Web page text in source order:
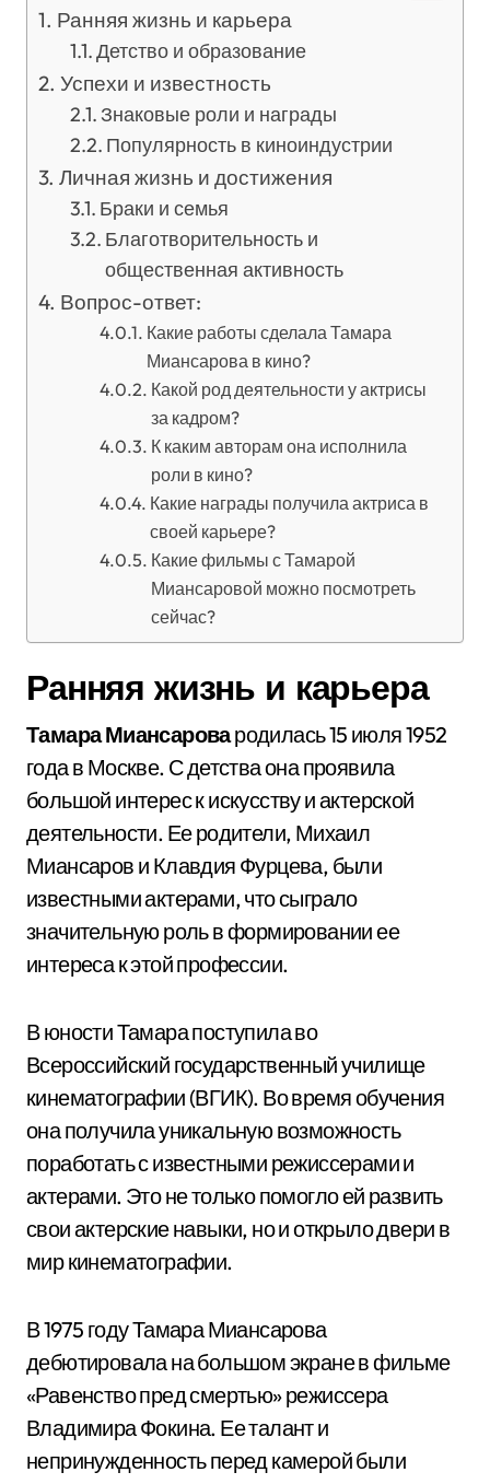
Ранняя жизнь и карьера
Детство и образование
Успехи и известность
Знаковые роли и награды
Популярность в киноиндустрии
Личная жизнь и достижения
Браки и семья
Благотворительность и
общественная активность
Вопрос-ответ:
Какие работы сделала Тамара
Миансарова в кино?
Какой род деятельности у актрисы
за кадром?
К каким авторам она исполнила
роли в кино?
Какие награды получила актриса в
своей карьере?
Какие фильмы с Тамарой
Миансаровой можно посмотреть
сейчас?
Ранняя жизнь и карьера
Тамара Миансаровародилась 15 июля 1952
года в Москве. С детства она проявила
большой интерес к искусству и актерской
деятельности. Ее родители, Михаил
Миансаров и Клавдия Фурцева, были
известными актерами, что сыграло
значительную роль в формировании ее
интереса к этой профессии.
В юности Тамара поступила во
Всероссийский государственный училище
кинематографии (ВГИК). Во время обучения
она получила уникальную возможность
поработать с известными режиссерами и
актерами. Это не только помогло ей развить
свои актерские навыки, но и открыло двери в
мир кинематографии.
В 1975 году Тамара Миансарова
дебютировала на большом экране в фильме
«Равенство пред смертью» режиссера
Владимира Фокина. Ее талант и
непринужденность перед камерой были